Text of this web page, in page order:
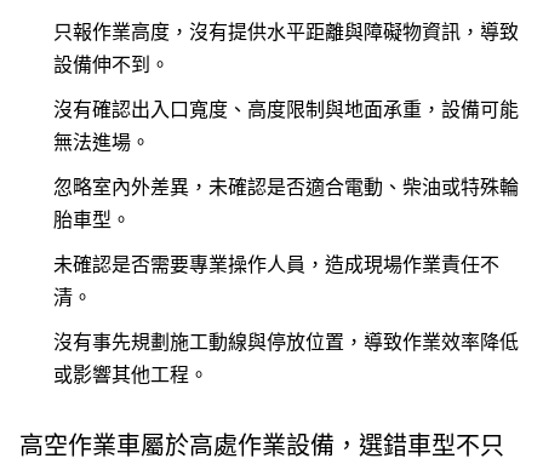
只報作業高度，沒有提供水平距離與障礙物資訊，導致
設備伸不到。
沒有確認出入口寬度、高度限制與地面承重，設備可能
無法進場。
忽略室內外差異，未確認是否適合電動、柴油或特殊輪
胎車型。
未確認是否需要專業操作人員，造成現場作業責任不
清。
沒有事先規劃施工動線與停放位置，導致作業效率降低
或影響其他工程。
高空作業車屬於高處作業設備，選錯車型不只